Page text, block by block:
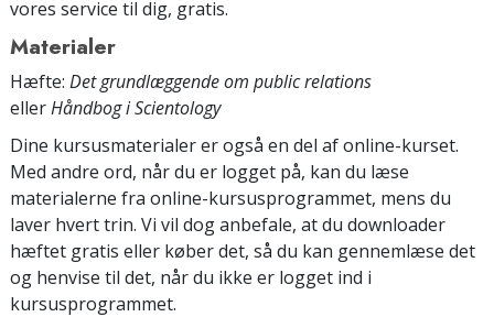
vores service til dig, gratis.
Materialer
Hæfte: Det grundlæggende om public relations
ellerHåndbog i Scientology
Dine kursusmaterialer er også en del af online-kurset.
Med andre ord, når du er logget på, kan du læse
materialerne fra online-kursusprogrammet, mens du
laver hvert trin. Vi vil dog anbefale, at du downloader
hæftet gratis eller køber det, så du kan gennemlæse det
og henvise til det, når du ikke er logget ind i
kursusprogrammet.